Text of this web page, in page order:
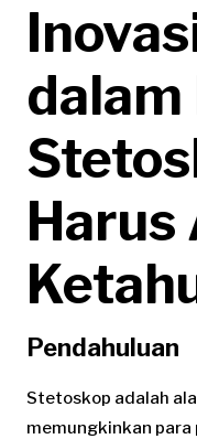
dalam
Harus
Pendahuluan
Stetoskop adalah
memungkinkan